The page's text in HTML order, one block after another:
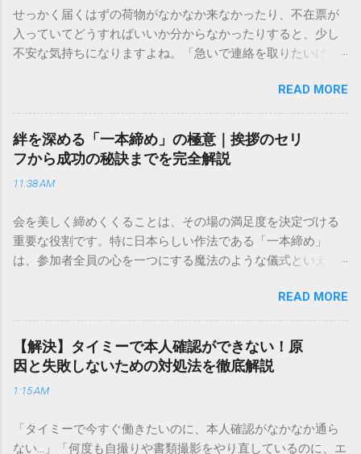
せっかく届くはずの荷物がなかなか来なかったり、不在票が
入っていてどうすればいいか分からなかったりすると、少し
不安な気持ちになりますよね。「急いで連絡を取りたいけれ
きできる？」といった疑問を抱える方も多いはずです。 福山
通運は企業間物流のイメージが強いかもしれませんが、個人
向けの宅配サービスも非常に充実しています。大切なのは、
目的に合わせた適切な連絡先を選ぶことです。この記事で
は、荷物の追跡確認から営業所への電話連絡、再配達の依頼
手順まで、初めての方でも迷わずに解決できる方法を詳しく
本全国に広範なネットワークを持つ大手運送会社です。特に
重量物や大型の荷物、そして企業間の輸送において圧倒的な
実績を誇ります。 個人で利用する場合、他の宅配業者と少し
いう特徴があります。地域に密着した各拠点が配送をコント
ロールしているため、現場の状況に合わせた柔軟な相談がし
やすいのがメリットです。まずは、今抱えている悩みがどの
サービスで解決できるかを確認していきましょう。 1. 荷物の
るのが最も効率的です。現在の荷物がいったいどこにあるの
か、いつ届く予定なのかは、お手元の番号一つで判明しま
READ MORE
絆を深める「一本締め」の極意｜挨拶のセリ
フから成功の秘訣までを完全解説
11:38 AM
会を美しく締めくくることは、その場の満足度を決定づける
重要な役割です。特に日本らしい作法である「一本締め」
は、参加者全員の心を一つにする魔法のような儀式といえる
「手拍子のリズムに自信がない」と不安を感じる方も多いは
ずです。この記事では、ビジネスからカジュアルな集まりま
で、どのような場面でも堂々と立ち振る舞えるための「一本
締め」の作法を、基礎知識から具体的なセリフ例まで丁寧に
解説します。 一本締めとは？その本質と効果 一本締めは、単
に手を叩いて終わらせる作業ではありません。その時間、そ
て刻み込む伝統的な儀礼です。 一本締めがもたらすポジティ
READ MORE
【解決】タイミーで本人確認ができない！原
因と失敗しないための対処法を徹底解説
1:15 AM
「タイミーで今すぐ働きたいのに、本人確認がなかなか通ら
ない…」「何度も自撮りや書類撮影をやり直しているのに、エ